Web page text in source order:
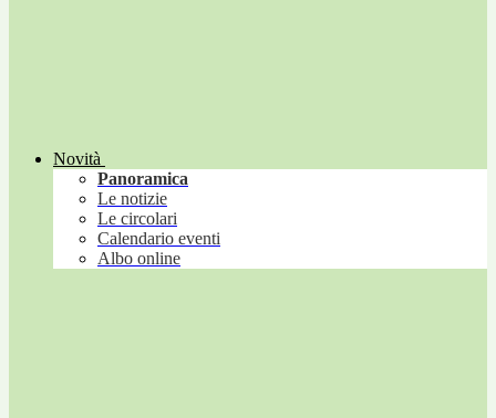
Novità
Panoramica
Le notizie
Le circolari
Calendario eventi
Albo online